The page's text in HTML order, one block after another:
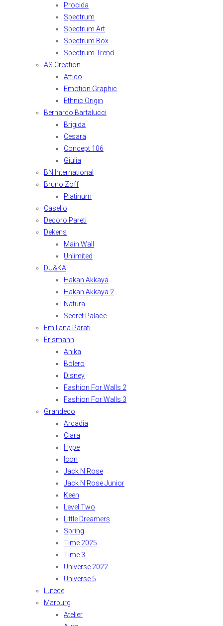
Procida
Spectrum
Spectrum Art
Spectrum Box
Spectrum Trend
AS Creation
Attico
Emotion Graphic
Ethnic Origin
Bernardo Bartalucci
Brigida
Cesara
Concept 106
Giulia
BN International
Bruno Zoff
Platinum
Caselio
Decoro Pareti
Dekens
Main Wall
Unlimited
DU&KA
Hakan Akkaya
Hakan Akkaya 2
Natura
Secret Palace
Emiliana Parati
Erismann
Anika
Bolero
Disney
Fashion For Walls 2
Fashion For Walls 3
Grandeco
Arcadia
Ciara
Hype
Icon
Jack N Rose
Jack N Rose Junior
Keen
Level Two
Little Dreamers
Spring
Time 2025
Time 3
Universe 2022
Universe 5
Lutece
Marburg
Atelier